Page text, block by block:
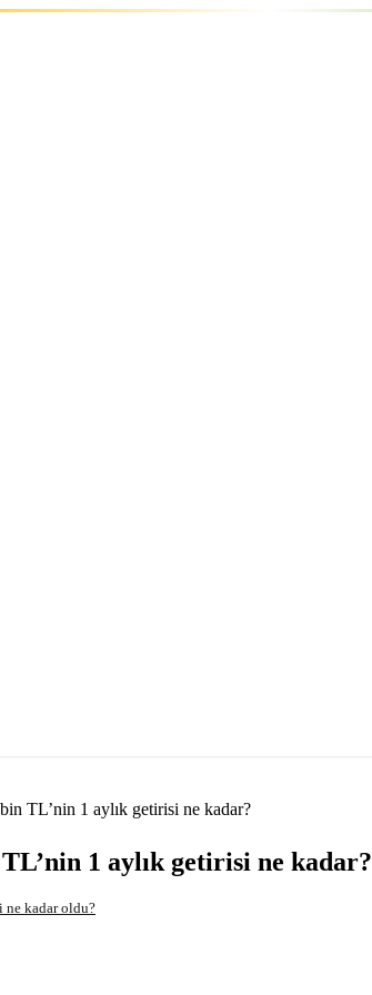
kadar oldu?
TL’nin 1 aylık getirisi ne kadar?
1 aylık getirisi ne kadar?